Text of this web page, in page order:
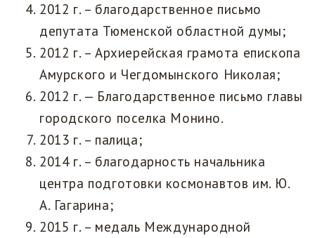
2012 г. – благодарственное письмо
депутата Тюменской областной думы;
2012 г. – Архиерейская грамота епископа
Амурского и Чегдомынского Николая;
2012 г. — Благодарственное письмо главы
городского поселка Монино.
2013 г. – палица;
2014 г. – благодарность начальника
центра подготовки космонавтов им. Ю.
А. Гагарина;
2015 г. – медаль Международной